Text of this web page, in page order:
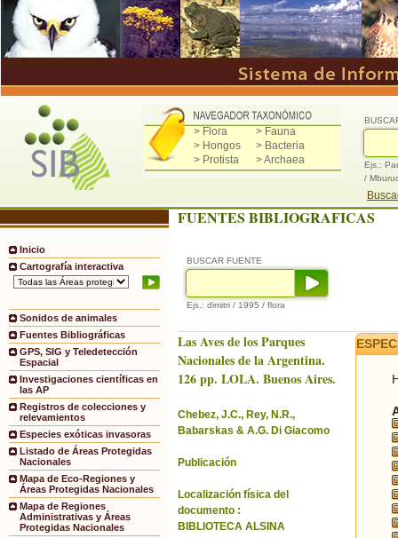
> Flora
> Fauna
> Hongos
> Bacteria
> Protista
> Archaea
Ejs.:
/
Inicio
Cartografía interactiva
Sonidos de animales
Fuentes Bibliográficas
GPS, SIG y Teledetección
Espacial
Investigaciones científicas en
las AP
Registros de colecciones y
relevamientos
Especies exóticas invasoras
Listado de Áreas Protegidas
Nacionales
Mapa de Eco-Regiones y
Áreas Protegidas Nacionales
Mapa de Regiones
Administrativas y Áreas
Protegidas Nacionales
FUENTES BIBLIOGRAFICAS
BUSCAR FUENTE
Ejs.: dimitri / 1995 / flora
Las Aves de los Parques
Nacionales de la Argentina.
126 pp. LOLA. Buenos Aires.
Chebez, J.C., Rey, N.R.,
Babarskas & A.G. Di Giacomo
Publicación
Localización física del
documento :
BIBLIOTECA ALSINA